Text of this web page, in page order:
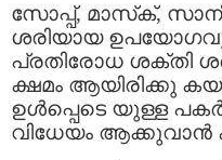
സോപ്പ്, മാസ്‌ക്,
ശരിയായ
പ്രതിരോധ ശക്തി
ക്ഷമം ആയിരിക്കു
ഉൾപ്പെടെ യുള്ള
വിധേയം ആക്കുവാന്‍